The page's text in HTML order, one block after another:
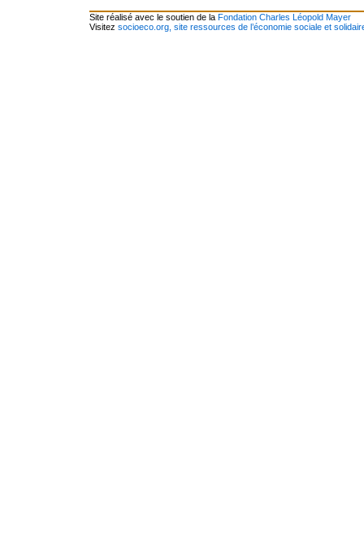
Site réalisé avec le soutien de la Fondation Charles Léopold Mayer
Visitez socioeco.org, site ressources de l’économie sociale et